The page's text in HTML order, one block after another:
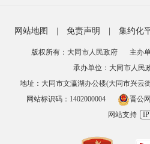
网站地图 免责声明 集约化
版权所有：大同市人民政府
主办
承办单位：大同市人民
地址：大同市文瀛湖办公楼(大同市兴云
网站标识码：1402000004
晋公
网站支持